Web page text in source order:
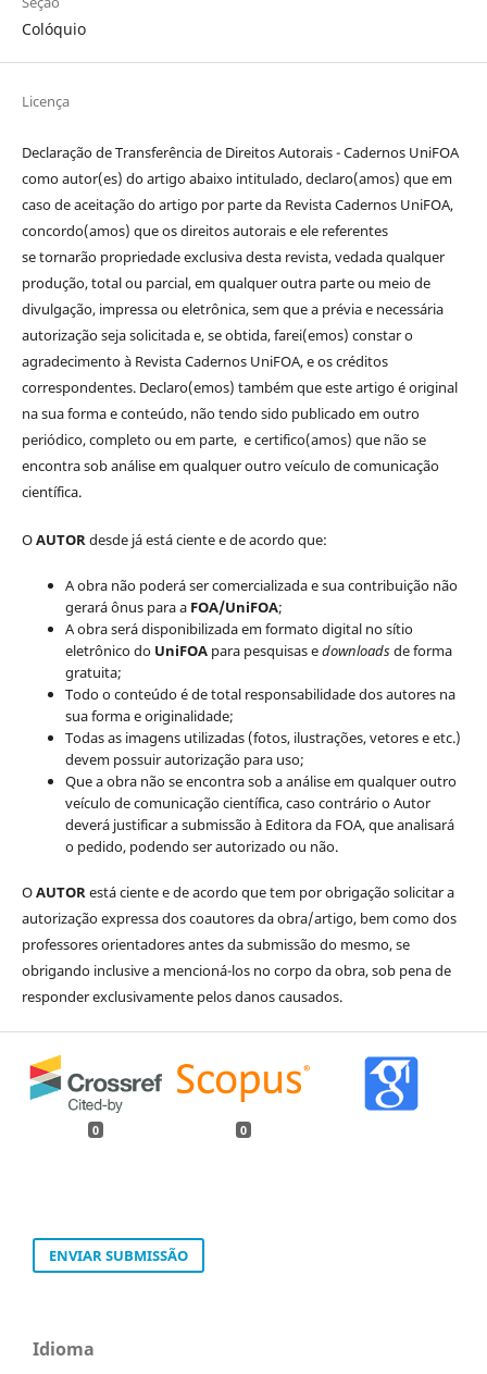
Colóquio
Licença
Declaração de Transferência de Direitos Autorais - Cadernos UniFOA
como autor(es) do artigo abaixo intitulado, declaro(amos) que em
caso de aceitação do artigo por parte da Revista Cadernos UniFOA,
concordo(amos) que os direitos autorais e ele referentes
se tornarão propriedade exclusiva desta revista, vedada qualquer
produção, total ou parcial, em qualquer outra parte ou meio de
divulgação, impressa ou eletrônica, sem que a prévia e necessária
autorização seja solicitada e, se obtida, farei(emos) constar o
agradecimento à Revista Cadernos UniFOA, e os créditos
correspondentes. Declaro(emos) também que este artigo é original
na sua forma e conteúdo, não tendo sido publicado em outro
periódico, completo ou em parte, e certifico(amos) que não se
encontra sob análise em qualquer outro veículo de comunicação
científica.
OAUTORdesde já está ciente e de acordo que:
A obra não poderá ser comercializada e sua contribuição não
gerará ônus para a FOA/UniFOA;
A obra será disponibilizada em formato digital no sítio
eletrônico do UniFOApara pesquisas edownloadsde forma
gratuita;
Todo o conteúdo é de total responsabilidade dos autores na
sua forma e originalidade;
Todas as imagens utilizadas (fotos, ilustrações, vetores e etc.)
devem possuir autorização para uso;
Que a obra não se encontra sob a análise em qualquer outro
veículo de comunicação científica, caso contrário o Autor
deverá justificar a submissão à Editora da FOA, que analisará
o pedido, podendo ser autorizado ou não.
OAUTORestá ciente e de acordo que tem por obrigação solicitar a
autorização expressa dos coautores da obra/artigo, bem como dos
professores orientadores antes da submissão do mesmo, se
obrigando inclusive a mencioná-los no corpo da obra, sob pena de
responder exclusivamente pelos danos causados.
0 0
ENVIAR SUBMISSÃO
Idioma